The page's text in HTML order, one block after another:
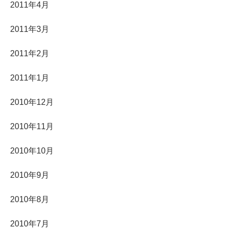
2011年4月
2011年3月
2011年2月
2011年1月
2010年12月
2010年11月
2010年10月
2010年9月
2010年8月
2010年7月